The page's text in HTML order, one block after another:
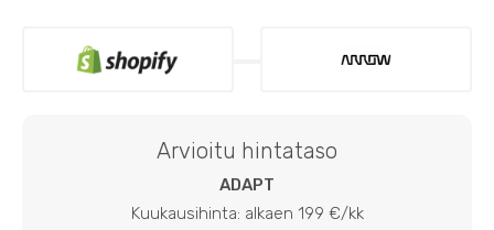
Arvioitu hintataso
ADAPT
Kuukausihinta: alkaen 199 €/kk